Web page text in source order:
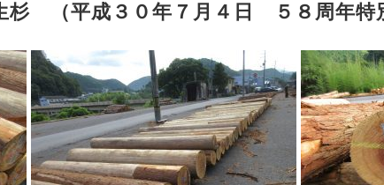
杉 （平成３０年７月４日 ５８周年特